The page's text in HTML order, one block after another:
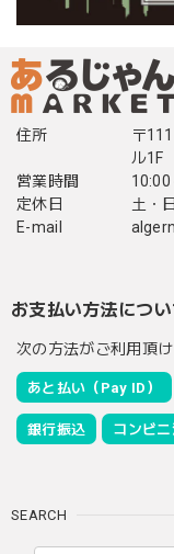
住所
〒
ル1F
営業時間
定休日
土・
E-mail
お支払い方法につ
次の方法がご利用頂け
あと払い（Pay ID）
銀行振込 コンビ
SEARCH